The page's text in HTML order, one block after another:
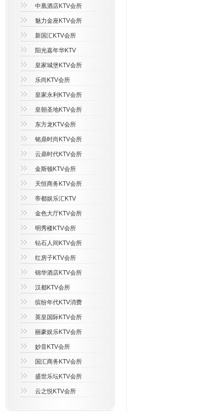
中凰酒店KTV会所
魅力金座KTV会所
新国汇KTV会所
阳光嘉年华KTV
皇家城堡KTV会所
乐尚KTV会所
皇家永利KTV会所
皇朝圣地KTV会所
东方龙KTV会所
铭鼎时尚KTV会所
云鼎时代KTV会所
金斯顿KTV会所
天恒商务KTV会所
帝都娱乐汇KTV
金色大厅KTV会所
明秀楼KTV会所
钻石人间KTV会所
红房子KTV会所
锦华酒店KTV会所
汉都KTV会所
缤纷年代KTV消费
英皇国际KTV会所
丽豪娱乐KTV会所
妙音KTV会所
国汇商务KTV会所
盛世乐坛KTV会所
云之悦KTV会所